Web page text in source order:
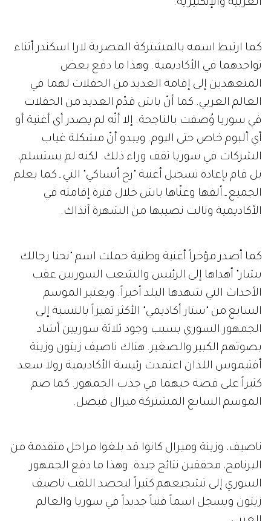
العربية والإنكليزية.
كما ارتبط اسمه بالمشتركة المصرية لارا اسكندر أثناء
تواجدهما في الأكاديمية. وهذا ما دفع بعض
المتعهدين إلى إقامة العديد من الحفلات لهما في
العالم العربي. كما أنّ باش قدّم العديد من الحفلات
في سوريا وُصفت بالناجحة. إلا أنّه لم يصدر أي أغنية أو
أي ألبوم خاص حتى اليوم. ويبدو أنّ مشكلة غياب
الشركات في سوريا تقف وراء ذلك. لكنه لم يستسلم،
بل قام بإعادة تسجيل أغنية "رح أنساكي" التي ـ كما يعلم
الجميع ـ ألفها وغنّاها باش خلال فترة إقامته في
الأكاديمية ونالت نصيبها من الشهرة آنذاك.
كما أصدر مؤخراً أغنية وطنية حملت اسم "نحنا رجالك
بشار" أهداها إلى الرئيس والشعب السوريين عقب
الأحداث التي شهدها البلد أخيراً. ويعتبر الموسم
السابع من "ستار أكاديمي" الأكثر تميزاً بالنسبة إلى
الجمهور السوري بسبب وجود ثلاثة سوريين أشاد
بصوتهم الكبير والصغير. هناك ناصيف زيتون وزينة
أفتيموس اللذان اعتمدت رئيسة الأكاديمية رولا سعد
كثيراً على قصة حبهما في جذب الجمهور. كما ضم
الموسم السابع المشتركة ميرال فيصل.
ناصيف، وزينة وميرال كانوا قد بلغوا مراحل متقدمة من
البرنامج، محققين نتائج جيدة. وهذا ما دفع الجمهور
السوري إلى تشجيعهم كثيراً ليحصد اللقب ناصيف
زيتون ويسجل اسماً فنياً جديداً في سوريا والعالم